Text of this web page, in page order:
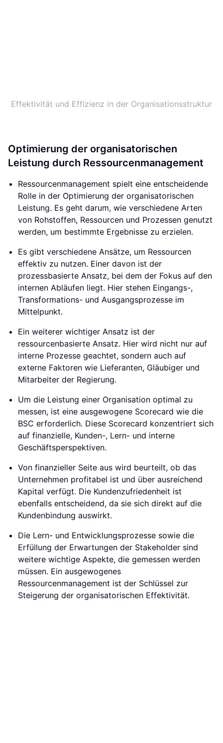
Effektivität und Effizienz in der Organisationsstruktur
Optimierung der organisatorischen
Leistung durch Ressourcenmanagement
Ressourcenmanagement spielt eine entscheidende
Rolle in der Optimierung der organisatorischen
Leistung. Es geht darum, wie verschiedene Arten
von Rohstoffen, Ressourcen und Prozessen genutzt
werden, um bestimmte Ergebnisse zu erzielen.
Es gibt verschiedene Ansätze, um Ressourcen
effektiv zu nutzen. Einer davon ist der
prozessbasierte Ansatz, bei dem der Fokus auf den
internen Abläufen liegt. Hier stehen Eingangs-,
Transformations- und Ausgangsprozesse im
Mittelpunkt.
Ein weiterer wichtiger Ansatz ist der
ressourcenbasierte Ansatz. Hier wird nicht nur auf
interne Prozesse geachtet, sondern auch auf
externe Faktoren wie Lieferanten, Gläubiger und
Mitarbeiter der Regierung.
Um die Leistung einer Organisation optimal zu
messen, ist eine ausgewogene Scorecard wie die
BSC erforderlich. Diese Scorecard konzentriert sich
auf finanzielle, Kunden-, Lern- und interne
Geschäftsperspektiven.
Von finanzieller Seite aus wird beurteilt, ob das
Unternehmen profitabel ist und über ausreichend
Kapital verfügt. Die Kundenzufriedenheit ist
ebenfalls entscheidend, da sie sich direkt auf die
Kundenbindung auswirkt.
Die Lern- und Entwicklungsprozesse sowie die
Erfüllung der Erwartungen der Stakeholder sind
weitere wichtige Aspekte, die gemessen werden
müssen. Ein ausgewogenes
Ressourcenmanagement ist der Schlüssel zur
Steigerung der organisatorischen Effektivität.